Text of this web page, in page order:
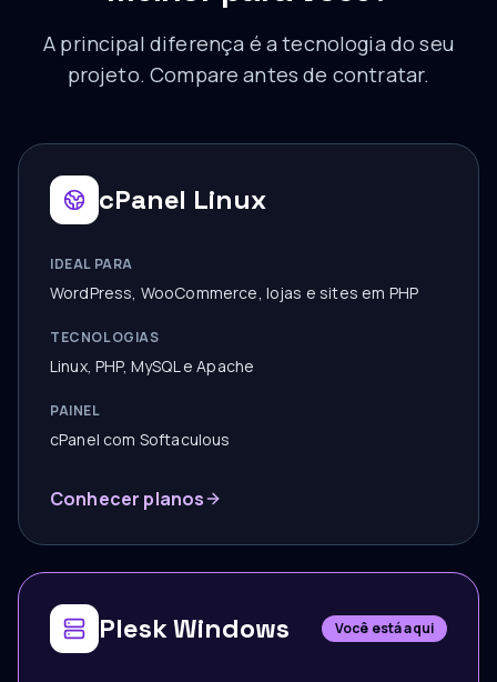
A principal diferença é a tecnologia do seu
projeto. Compare antes de contratar.
cPanel Linux
IDEAL PARA
WordPress, WooCommerce, lojas e sites em PHP
TECNOLOGIAS
Linux, PHP, MySQL e Apache
PAINEL
cPanel com Softaculous
Conhecer planos
Plesk Windows Você está aqui